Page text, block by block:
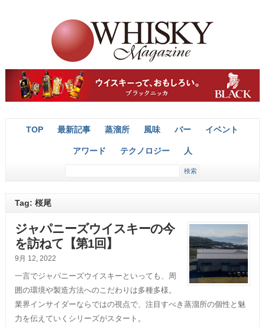
TOP 最新記事 蒸溜所 風味 バー イベント
アワード テクノロジー 人
Tag: 桜尾
ジャパニーズウイスキーの今
を訪ねて【第1回】
9月 12, 2022
一言でジャパニーズウイスキーといっても、周
囲の環境や製造方法へのこだわりは多種多様。
業界インサイダーならではの視点で、注目すべき蒸溜所の個性と魅
力を伝えていくシリーズがスタート。